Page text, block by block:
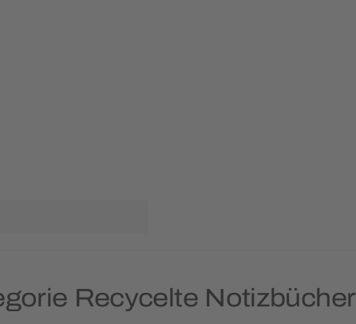
Recycelte Notizbücher